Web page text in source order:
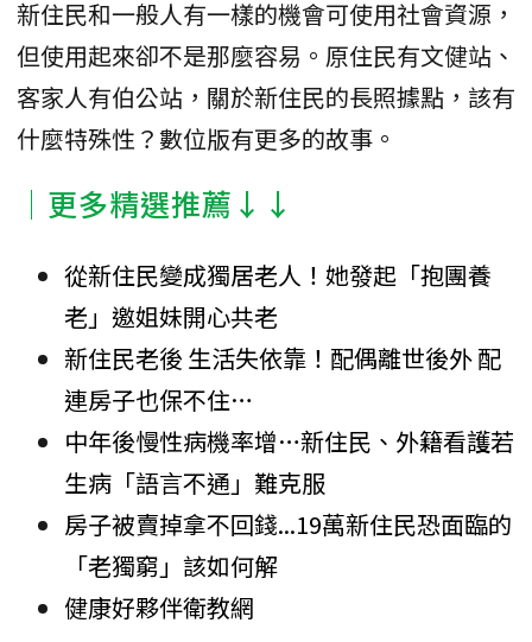
新住民和一般人有一樣的機會可使用社會資源，
但使用起來卻不是那麼容易。原住民有文健站、
客家人有伯公站，關於新住民的長照據點，該有
什麼特殊性？數位版有更多的故事。
│更多精選推薦↓↓
從新住民變成獨居老人！她發起「抱團養
老」邀姐妹開心共老
新住民老後 生活失依靠！配偶離世後外 配
連房子也保不住…
中年後慢性病機率增…新住民、外籍看護若
生病「語言不通」難克服
房子被賣掉拿不回錢...19萬新住民恐面臨的
「老獨窮」該如何解
健康好夥伴衛教網